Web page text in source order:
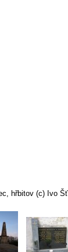
hřbitov (c) Ivo